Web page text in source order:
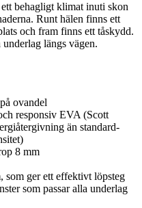
behagligt klimat inuti skon
Runt hälen finns ett
och fram finns ett tåskydd.
längs vägen.
på ovandel
responsiv EVA (Scott
än standard-
8 mm
som ger ett effektivt löpsteg
som passar alla underlag